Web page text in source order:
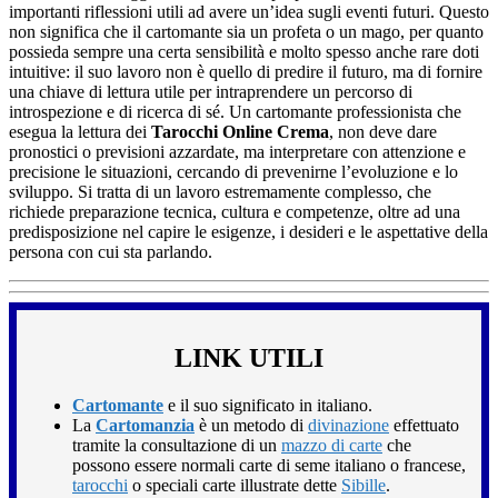
importanti riflessioni utili ad avere un’idea sugli eventi futuri. Questo
non significa che il cartomante sia un profeta o un mago, per quanto
possieda sempre una certa sensibilità e molto spesso anche rare doti
intuitive: il suo lavoro non è quello di predire il futuro, ma di fornire
una chiave di lettura utile per intraprendere un percorso di
introspezione e di ricerca di sé. Un cartomante professionista che
esegua la lettura dei Tarocchi Online Crema, non deve dare
pronostici o previsioni azzardate, ma interpretare con attenzione e
precisione le situazioni, cercando di prevenirne l’evoluzione e lo
sviluppo. Si tratta di un lavoro estremamente complesso, che
richiede preparazione tecnica, cultura e competenze, oltre ad una
predisposizione nel capire le esigenze, i desideri e le aspettative della
persona con cui sta parlando.
LINK UTILI
Cartomante e il suo significato in italiano.
La Cartomanzia è un metodo di divinazione effettuato
tramite la consultazione di un mazzo di carte che
possono essere normali carte di seme italiano o francese,
tarocchi o speciali carte illustrate dette Sibille.